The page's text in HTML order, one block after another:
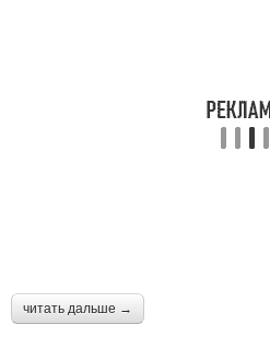
читать дальше →